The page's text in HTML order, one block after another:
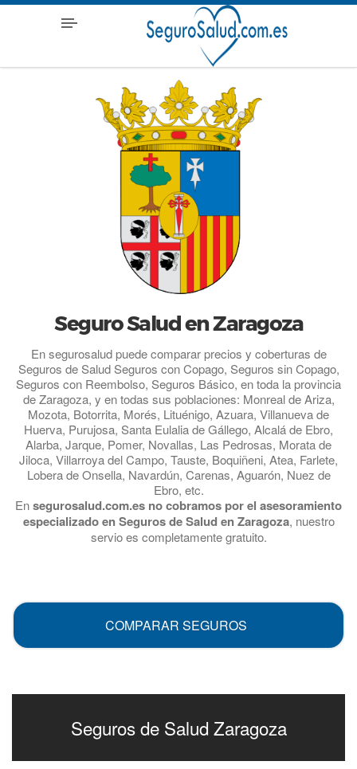
Seguro Salud en Zaragoza
En segurosalud puede comparar precios y coberturas de
Seguros de Salud Seguros con Copago, Seguros sin Copago,
Seguros con Reembolso, Seguros Básico, en toda la provincia
de Zaragoza, y en todas sus poblaciones: Monreal de Ariza,
Mozota, Botorrita, Morés, Lituénigo, Azuara, Villanueva de
Huerva, Purujosa, Santa Eulalia de Gállego, Alcalá de Ebro,
Alarba, Jarque, Pomer, Novallas, Las Pedrosas, Morata de
Jiloca, Villarroya del Campo, Tauste, Boquiñeni, Atea, Farlete,
Lobera de Onsella, Navardún, Carenas, Aguarón, Nuez de
Ebro, etc.
Ensegurosalud.com.es no cobramos por el asesoramiento
especializado en Seguros de Salud en Zaragoza, nuestro
servio es completamente gratuito.
COMPARAR SEGUROS
Seguros de Salud Zaragoza